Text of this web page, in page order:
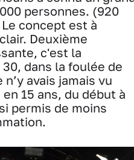
personnes. (920
concept est à
Deuxième
c'est la
dans la foulée de
avais jamais vu
15 ans, du début à
permis de moins